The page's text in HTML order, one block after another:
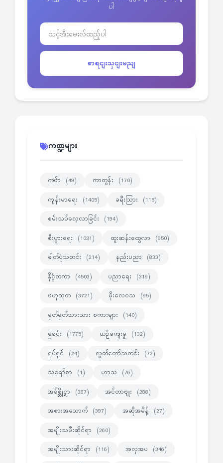
ပါ
စာရငျးသှငျးမညျ
ကဏ္ဍများ
ကဗ်ာ (49) ကာတွန်း (170)
ကျန်းမာရေး (1405) ခရီးသြား (115)
စမ်းသပ်လေ့လာခြင်း (194)
စီးပွားရေး (1031) ထူးဆန်းထွေလာ (950)
ဓါတ်ပုံသတင်း (214) နည်းပညာ (833)
နိုင္ငံတကာ (4503) ပညာရေး (319)
ဗဟုသုတ (3721) မိုးလေဝသ (95)
မှတ်မှတ်သားသား စကားများ (140)
မှုခင်း (1775) ယဉ်ကျေးမှု (132)
ရုပ်ရှင် (24) လွတ်တော်သတင်း (72)
သရော်စာ (1) ဟာသ (76)
အခ်စ္ဆိုင္ရာ (387) အင်တာဗျုး (288)
အစားအသောက် (397) အဆိုအမိန့် (27)
အမျိုးသမီးဆိုင်ရာ (260)
အမျိုးသားဆိုင်ရာ (116) အလှအပ (346)